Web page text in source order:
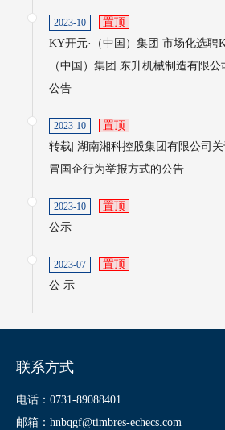
2023-10
置顶
KY开元·（中国）集团 市场化选聘
（中国）集团 东升机械制造有限公
公告
2023-10
置顶
转载| 湖南湘科控股集团有限公司
冒国企行为举报方式的公告
2023-10
置顶
公示
2023-07
置顶
公 示
联系方式
电话：0731-89088401
邮箱：hnbqgf@timbres-echecs.com